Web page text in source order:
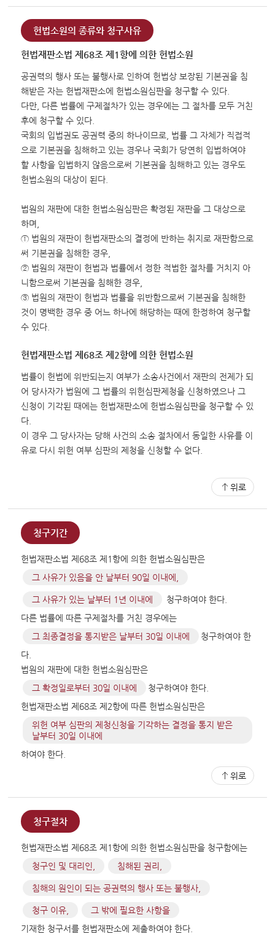
헌법소원의 종류와 청구사유
헌법재판소법 제68조 제1항에 의한 헌법소원
공권력의 행사 또는 불행사로 인하여 헌법상 보장된 기본권을 침
해받은 자는 헌법재판소에 헌법소원심판을 청구할 수 있다.
다만, 다른 법률에 구제절차가 있는 경우에는 그 절차를 모두 거친
후에 청구할 수 있다.
국회의 입법권도 공권력 중의 하나이므로, 법률 그 자체가 직접적
으로 기본권을 침해하고 있는 경우나 국회가 당연히 입법하여야
할 사항을 입법하지 않음으로써 기본권을 침해하고 있는 경우도
헌법소원의 대상이 된다.
법원의 재판에 대한 헌법소원심판은 확정된 재판을 그 대상으로
하며,
① 법원의 재판이 헌법재판소의 결정에 반하는 취지로 재판함으로
써 기본권을 침해한 경우,
② 법원의 재판이 헌법과 법률에서 정한 적법한 절차를 거치지 아
니함으로써 기본권을 침해한 경우,
③ 법원의 재판이 헌법과 법률을 위반함으로써 기본권을 침해한
것이 명백한 경우 중 어느 하나에 해당하는 때에 한정하여 청구할
수 있다.
헌법재판소법 제68조 제2항에 의한 헌법소원
법률이 헌법에 위반되는지 여부가 소송사건에서 재판의 전제가 되
어 당사자가 법원에 그 법률의 위헌심판제청을 신청하였으나 그
신청이 기각된 때에는 헌법재판소에 헌법소원심판을 청구할 수 있
다.
이 경우 그 당사자는 당해 사건의 소송 절차에서 동일한 사유를 이
유로 다시 위헌 여부 심판의 제청을 신청할 수 없다.
위로
청구기간
헌법재판소법 제68조 제1항에 의한 헌법소원심판은
그 사유가 있음을 안 날부터 90일 이내에,
그 사유가 있는 날부터 1년 이내에
청구하여야 한다.
다른 법률에 따른 구제절차를 거친 경우에는
그 최종결정을 통지받은 날부터 30일 이내에
청구하여야 한
다.
법원의 재판에 대한 헌법소원심판은
그 확정일로부터 30일 이내에
청구하여야 한다.
헌법재판소법 제68조 제2항에 따른 헌법소원심판은
위헌 여부 심판의 제청신청을 기각하는 결정을 통지 받은
날부터 30일 이내에
하여야 한다.
위로
청구절차
헌법재판소법 제68조 제1항에 의한 헌법소원심판을 청구함에는
청구인 및 대리인,
침해된 권리,
침해의 원인이 되는 공권력의 행사 또는 불행사,
청구 이유,
그 밖에 필요한 사항을
기재한 청구서를 헌법재판소에 제출하여야 한다.